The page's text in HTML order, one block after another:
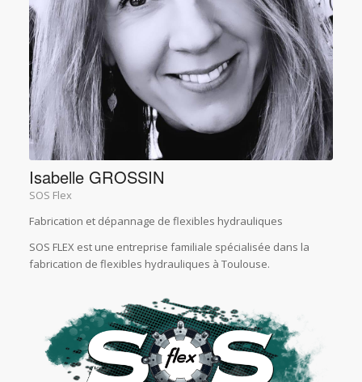
Isabelle GROSSIN
SOS Flex
Fabrication et dépannage de flexibles hydrauliques
SOS FLEX est une entreprise familiale spécialisée dans la
fabrication de flexibles hydrauliques à Toulouse.